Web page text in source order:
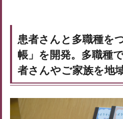
患者さんと多職種を
帳」を開発。多職種
者さんやご家族を地